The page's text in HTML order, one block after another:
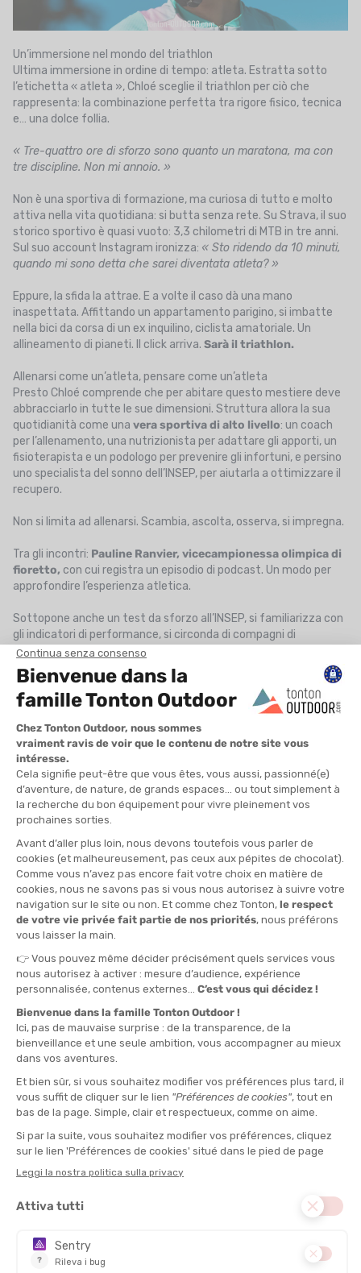
Un’immersione nel mondo del triathlon
Ultima immersione in ordine di tempo: atleta. Estratta sotto
l’etichetta « atleta », Chloé sceglie il triathlon per ciò che
rappresenta: la combinazione perfetta tra rigore fisico, tecnica
e… una dolce follia.
« Tre-quattro ore di sforzo sono quanto un maratona, ma con
tre discipline. Non mi annoio. »
Non è una sportiva di formazione, ma curiosa di tutto e molto
attiva nella vita quotidiana: si butta senza rete. Su Strava, il suo
storico sportivo è quasi vuoto: 3,3 chilometri di MTB in tre anni.
Sul suo account Instagram ironizza: « Sto ridendo da 10 minuti,
quando mi sono detta che sarei diventata atleta? »
Eppure, la sfida la attrae. E a volte il caso dà una mano
inaspettata. Affittando un appartamento parigino, si imbatte
nella bici da corsa di un ex inquilino, ciclista amatoriale. Un
allineamento di pianeti. Il click arriva. Sarà il triathlon.
Allenarsi come un’atleta, pensare come un’atleta
Presto Chloé comprende che per abitare questo mestiere deve
abbracciarlo in tutte le sue dimensioni. Struttura allora la sua
quotidianità come una vera sportiva di alto livello: un coach
per l’allenamento, una nutrizionista per adattare gli apporti, un
fisioterapista e un podologo per prevenire gli infortuni, e persino
uno specialista del sonno dell’INSEP, per aiutarla a ottimizzare il
recupero.
Non si limita ad allenarsi. Scambia, ascolta, osserva, si impregna.
Tra gli incontri: Pauline Ranvier, vicecampionessa olimpica di
fioretto, con cui registra un episodio di podcast. Un modo per
approfondire l’esperienza atletica.
Sottopone anche un test da sforzo all’INSEP, si familiarizza con
gli indicatori di performance, si circonda di compagni di
allenamento, costruisce la sua rete, contatta sponsor — come
una vera atleta.
L’obiettivo non è vincere.L’obiettivo è capire. Vivere ciò che
Documentare un mestiere in tutto ciò che
comporta, anche l’invisibile.
« Vado a letto alle 22, cucino di più, ho un’igiene di vita che non
avevo mai avuto. »
Una trasformazione completa, che va ben oltre il semplice
ambito sportivo. Ogni giornata è scandita dallo sforzo, ma anche
dalla strategia, dalla gestione del carico e dal recupero. Impara a
pianificare, anticipare, ascoltare il proprio corpo.
© Pierre Rolland
« 3 discipline, 3 volte più divertimento... ma anche più problemi »
Tre sport da concatenare, tre volte più sfide. Tre volte più
probabilità di sbagliare… o di sorprendersi.
più problemi », sorride Chloé, con una lucidità disarmante.
Nella sua esplorazione del triathlon, ogni disciplina diventa un
fisico che mentale.
La corsaè la sua fuga bella. Un momento di socialità e di
distensione.